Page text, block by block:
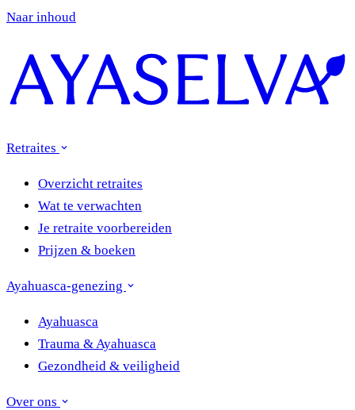
Naar inhoud
Retraites
Overzicht retraites
Wat te verwachten
Je retraite voorbereiden
Prijzen & boeken
Ayahuasca-genezing
Ayahuasca
Trauma & Ayahuasca
Gezondheid & veiligheid
Over ons